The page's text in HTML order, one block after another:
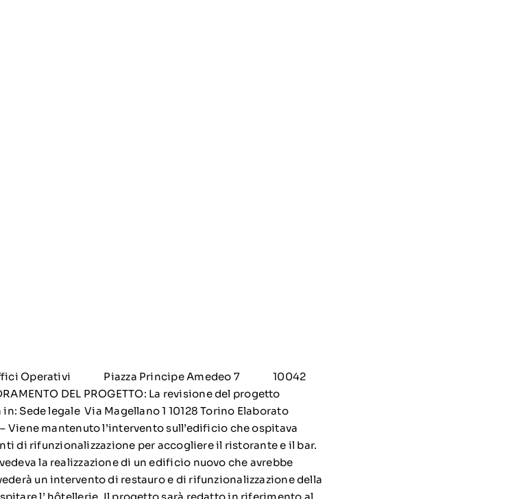
Uffici Operativi Piazza Principe Amedeo 7 10042
DEL PROGETTO: La revisione del progetto
Sede legale Via Magellano 1 10128 Torino Elaborato
Viene mantenuto l’intervento sull’edificio che ospitava
di rifunzionalizzazione per accogliere il ristorante e il bar.
la realizzazione di un edificio nuovo che avrebbe
un intervento di restauro e di rifunzionalizzazione della